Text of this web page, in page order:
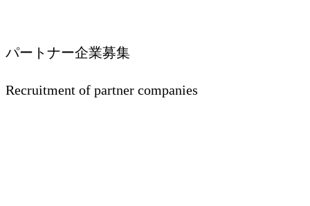
パートナー企業募集
Recruitment of partner companies